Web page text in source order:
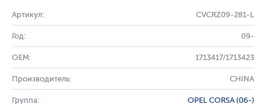
Артикул: CVCRZ09-281-L
Год: 09-
OEM: 1713417/1713423
Производитель: CHINA
Группа: OPEL CORSA (06-)